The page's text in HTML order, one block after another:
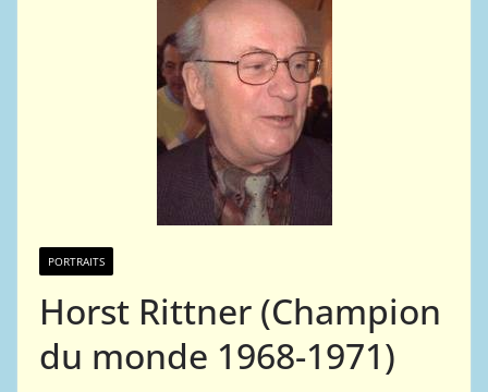
PORTRAITS
Horst Rittner (Champion
du monde 1968-1971)